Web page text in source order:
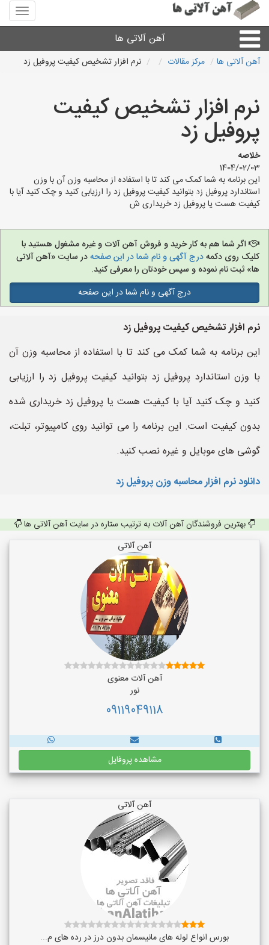
منوی
سایت
آلاتی
آهن آلاتی ها
ورق
سایر آهن آلات
آهن آلاتی ها مرکز مقالات نرم افزار تشخیص کیفیت پروفیل زد
نرم افزار تشخیص کیفیت
پروفیل زد
خلاصه
1404/02/03
این برنامه به شما کمک می کند تا با استفاده از محاسبه وزن آن با وزن
استاندارد پروفیل زد بتوانید کیفیت پروفیل زد را ارزیابی کنید و چک کنید آیا با
کیفیت هست یا پروفیل زد خریداری ش
اگر شما هم به کار خرید و فروش آهن آلات و غیره مشغول هستید با
کلیک روی دکمهدرج آگهی و نام شما در این صفحهدر سایت «آهن آلاتی
ها» ثبت نام نموده و سپس خودتان را معرفی کنید.
درج آگهی و نام شما در این صفحه
نرم افزار تشخیص کیفیت پروفیل زد
این برنامه به شما کمک می کند تا با استفاده از محاسبه وزن آن
با وزن استاندارد پروفیل زد بتوانید کیفیت پروفیل زد را ارزیابی
کنید و چک کنید آیا با کیفیت هست یا پروفیل زد خریداری شده
بدون کیفیت است. این برنامه را می توانید روی کامپیوتر، تبلت،
گوشی های موبایل و غیره نصب کنید.
دانلود نرم افزار محاسبه وزن پروفیل زد
بهترین فروشندگان آهن آلات به ترتیب ستاره در سایت آهن آلاتی ها
آهن آلاتی
آهن آلات معنوی
نور
09119049118
مشاهده پروفایل
آهن آلاتی
بورس انواع لوله های مانیسمان بدون درز در رده های م...